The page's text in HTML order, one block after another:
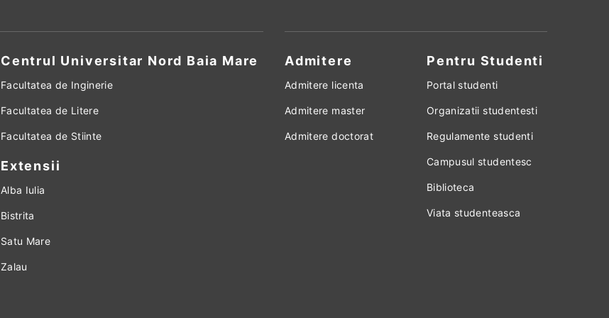
Centrul Universitar Nord Baia Mare
Facultatea de Inginerie
Facultatea de Litere
Facultatea de Stiinte
Extensii
Alba Iulia
Bistrita
Satu Mare
Zalau
Admitere
Admitere licenta
Admitere master
Admitere doctorat
Pentru Studenti
Portal studenti
Organizatii studentesti
Regulamente studenti
Campusul studentesc
Biblioteca
Viata studenteasca